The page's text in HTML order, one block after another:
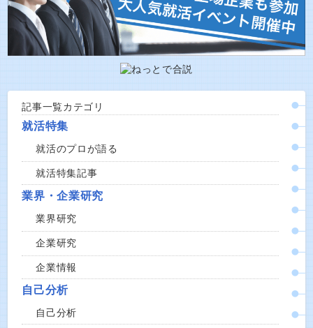
記事一覧カテゴリ
就活特集
就活のプロが語る
就活特集記事
業界・企業研究
業界研究
企業研究
企業情報
自己分析
自己分析